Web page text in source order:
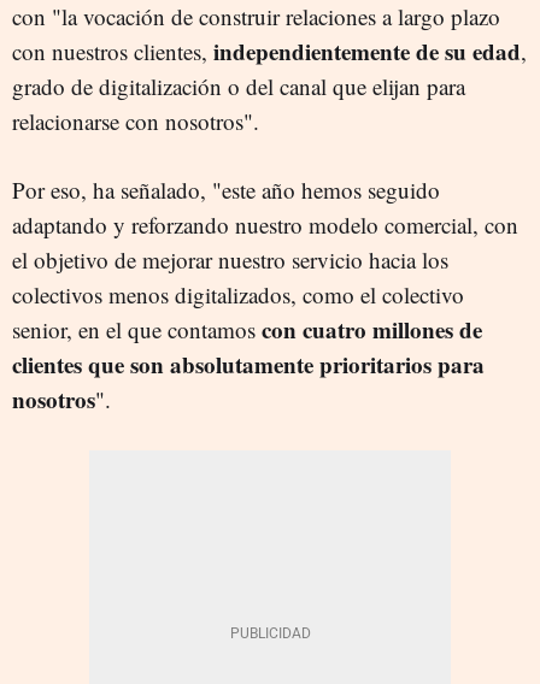
con "la vocación de construir relaciones a largo plazo
con nuestros clientes, independientemente de su edad,
grado de digitalización o del canal que elijan para
relacionarse con nosotros".
Por eso, ha señalado, "este año hemos seguido
adaptando y reforzando nuestro modelo comercial, con
el objetivo de mejorar nuestro servicio hacia los
colectivos menos digitalizados, como el colectivo
senior, en el que contamos con cuatro millones de
clientes que son absolutamente prioritarios para
nosotros".